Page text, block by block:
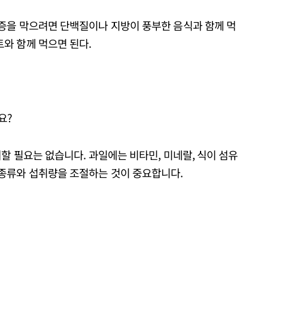
을 막으려면 단백질이나 지방이 풍부한 음식과 함께 먹
함께 먹으면 된다.
?
필요는 없습니다. 과일에는 비타민, 미네랄, 식이 섬유
류와 섭취량을 조절하는 것이 중요합니다.